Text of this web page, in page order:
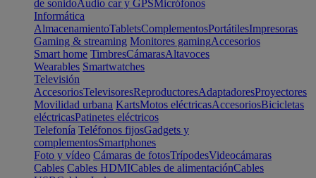
de sonidoAudio car y GPSMicrófonos
Informática
AlmacenamientoTabletsComplementosPortátilesImpresoras
Gaming & streaming Monitores gamingAccesorios
Smart home TimbresCámarasAltavoces
Wearables Smartwatches
Televisión
AccesoriosTelevisoresReproductoresAdaptadoresProyectores
Movilidad urbana KartsMotos eléctricasAccesoriosBicicletas
eléctricasPatinetes eléctricos
Telefonía Teléfonos fijosGadgets y
complementosSmartphones
Foto y vídeo Cámaras de fotosTrípodesVideocámaras
Cables Cables HDMICables de alimentaciónCables